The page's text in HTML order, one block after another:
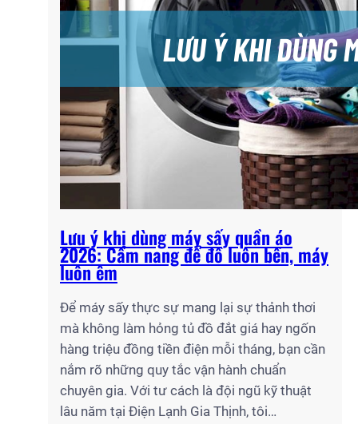
Lưu ý khi dùng máy sấy quần áo
2026: Cẩm nang để đồ luôn bền, máy
luôn êm
Để máy sấy thực sự mang lại sự thảnh thơi
mà không làm hỏng tủ đồ đắt giá hay ngốn
hàng triệu đồng tiền điện mỗi tháng, bạn cần
nắm rõ những quy tắc vận hành chuẩn
chuyên gia. Với tư cách là đội ngũ kỹ thuật
lâu năm tại Điện Lạnh Gia Thịnh, tôi…